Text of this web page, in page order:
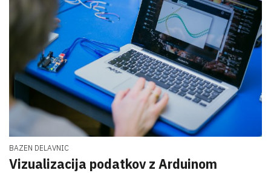
BAZEN DELAVNIC
Vizualizacija podatkov z Arduinom